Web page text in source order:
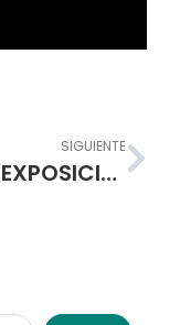
SIGUIENTE
GRAN EXPOSICIÓN DEL PROGRAMA DE FORMACIÓN COMPLEMENTARIA